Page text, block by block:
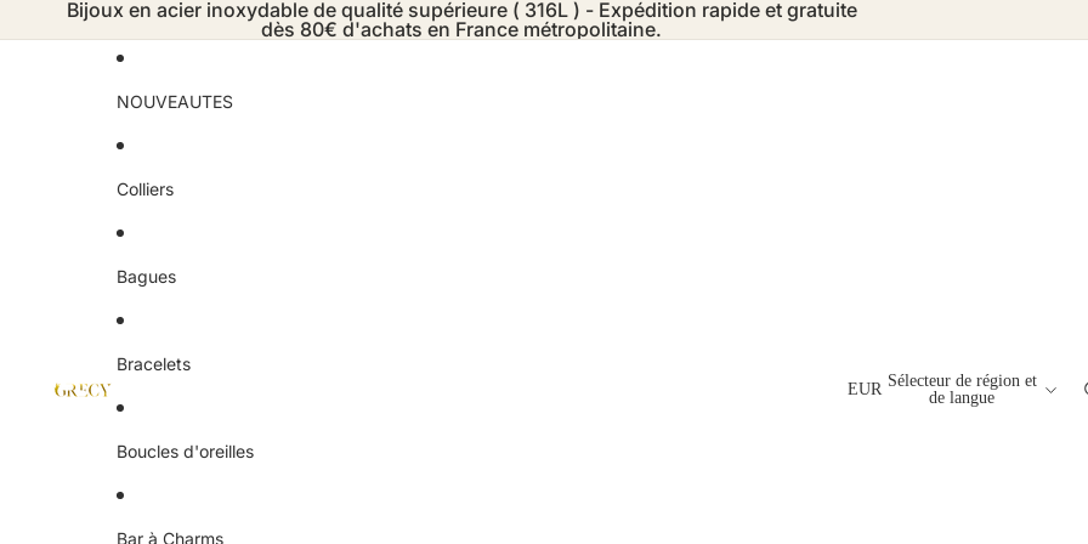
Bijoux en acier inoxydable de qualité supérieure ( 316L ) - Expédition rapide et gratuite
dès 80€ d'achats en France métropolitaine.
NOUVEAUTES
Colliers
Bagues
Bracelets
Boucles d'oreilles
Bar à Charms
EUR Sélecteur de région et
de langue